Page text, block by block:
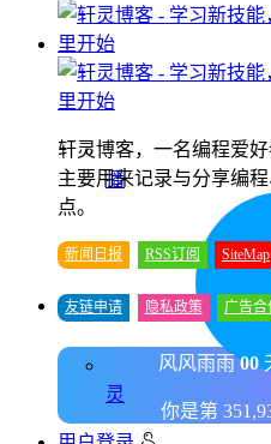
播
灵
轩灵博客，一名编程爱
主要用来记录与分享编
点。
新闻日报 RSS订阅 SiteMap
友链申请 隐私政策 广告合
风风雨雨00
你是第